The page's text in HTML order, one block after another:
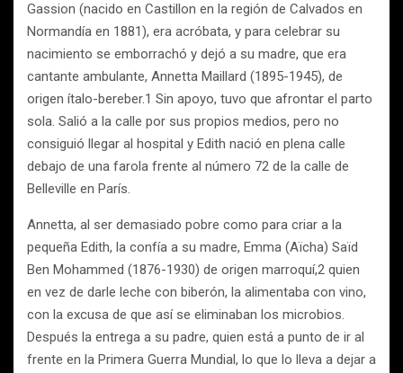
Gassion (nacido en Castillon en la región de Calvados en
Normandía en 1881), era acróbata, y para celebrar su
nacimiento se emborrachó y dejó a su madre, que era
cantante ambulante, Annetta Maillard (1895-1945), de
origen ítalo-bereber.1 Sin apoyo, tuvo que afrontar el parto
sola. Salió a la calle por sus propios medios, pero no
consiguió llegar al hospital y Edith nació en plena calle
debajo de una farola frente al número 72 de la calle de
Belleville en París.
Annetta, al ser demasiado pobre como para criar a la
pequeña Edith, la confía a su madre, Emma (Aïcha) Saïd
Ben Mohammed (1876-1930) de origen marroquí,2 quien
en vez de darle leche con biberón, la alimentaba con vino,
con la excusa de que así se eliminaban los microbios.
Después la entrega a su padre, quien está a punto de ir al
frente en la Primera Guerra Mundial, lo que lo lleva a dejar a